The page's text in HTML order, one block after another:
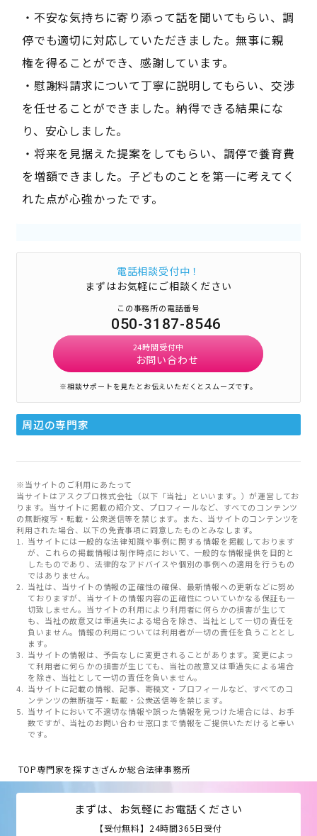
・不安な気持ちに寄り添って話を聞いてもらい、調
停でも適切に対応していただきました。無事に親
権を得ることができ、感謝しています。
・慰謝料請求について丁寧に説明してもらい、交渉
を任せることができました。納得できる結果にな
り、安心しました。
・将来を見据えた提案をしてもらい、調停で養育費
を増額できました。子どものことを第一に考えてく
れた点が心強かったです。
電話相談受付中！
まずはお気軽にご相談ください
この事務所の電話番号
050-3187-8546
24時間受付中
お問い合わせ
※相談サポートを見たとお伝えいただくとスムーズです。
周辺の専門家
※当サイトのご利用にあたって
当サイトはアスクプロ株式会社（以下「当社」といいます。）が運営してお
ります。当サイトに掲載の紹介文、プロフィールなど、すべてのコンテンツ
の無断複写・転載・公衆送信等を禁じます。また、当サイトのコンテンツを
利用された場合、以下の免責事項に同意したものとみなします。
当サイトには一般的な法律知識や事例に関する情報を掲載しております
が、これらの掲載情報は制作時点において、一般的な情報提供を目的と
したものであり、法律的なアドバイスや個別の事例への適用を行うもの
ではありません。
当社は、当サイトの情報の正確性の確保、最新情報への更新などに努め
ておりますが、当サイトの情報内容の正確性についていかなる保証も一
切致しません。当サイトの利用により利用者に何らかの損害が生じて
も、当社の故意又は重過失による場合を除き、当社として一切の責任を
負いません。情報の利用については利用者が一切の責任を負うこととし
ます。
当サイトの情報は、予告なしに変更されることがあります。変更によっ
て利用者に何らかの損害が生じても、当社の故意又は重過失による場合
を除き、当社として一切の責任を負いません。
当サイトに記載の情報、記事、寄稿文・プロフィールなど、すべてのコ
ンテンツの無断複写・転載・公衆送信等を禁じます。
当サイトにおいて不適切な情報や誤った情報を見つけた場合には、お手
数ですが、当社のお問い合わせ窓口まで情報をご提供いただけると幸い
です。
TOP専門家を探すさざんか総合法律事務所
まずは、お気軽にお電話ください
【受付無料】24時間365日受付